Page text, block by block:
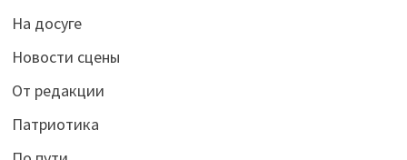
На досуге
Новости сцены
От редакции
Патриотика